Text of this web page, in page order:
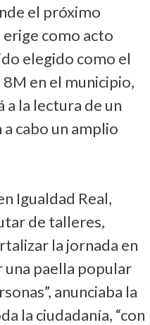
el próximo
como acto
elegido como el
en el municipio,
a la lectura de un
cabo un amplio
Igualdad Real,
de talleres,
la jornada en
paella popular
anunciaba la
la ciudadanía, “con